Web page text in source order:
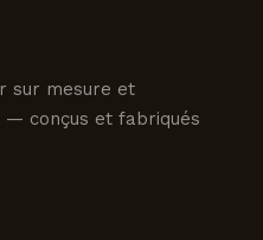
sur mesure et
— conçus et fabriqués